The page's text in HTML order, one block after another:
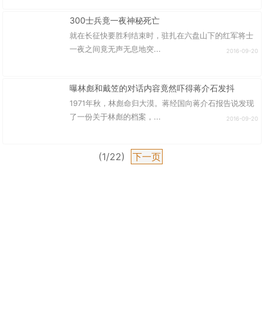
300士兵竟一夜神秘死亡
就在长征快要胜利结束时，驻扎在六盘山下的红军将士
一夜之间竟无声无息地突...
2016-09-20
曝林彪和戴笠的对话内容竟然吓得蒋介石发抖
1971年秋，林彪命归大漠。蒋经国向蒋介石报告说发现
了一份关于林彪的档案，...
2016-09-20
(1/22) 下一页